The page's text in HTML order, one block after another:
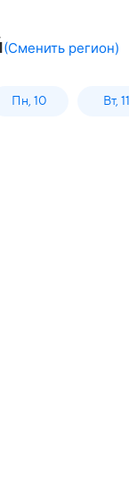
(Сменить регион)
Пн, 10 Вт, 11